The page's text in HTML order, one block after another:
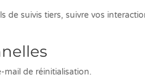
suivis tiers, suivre vos
mail de réinitialisation.